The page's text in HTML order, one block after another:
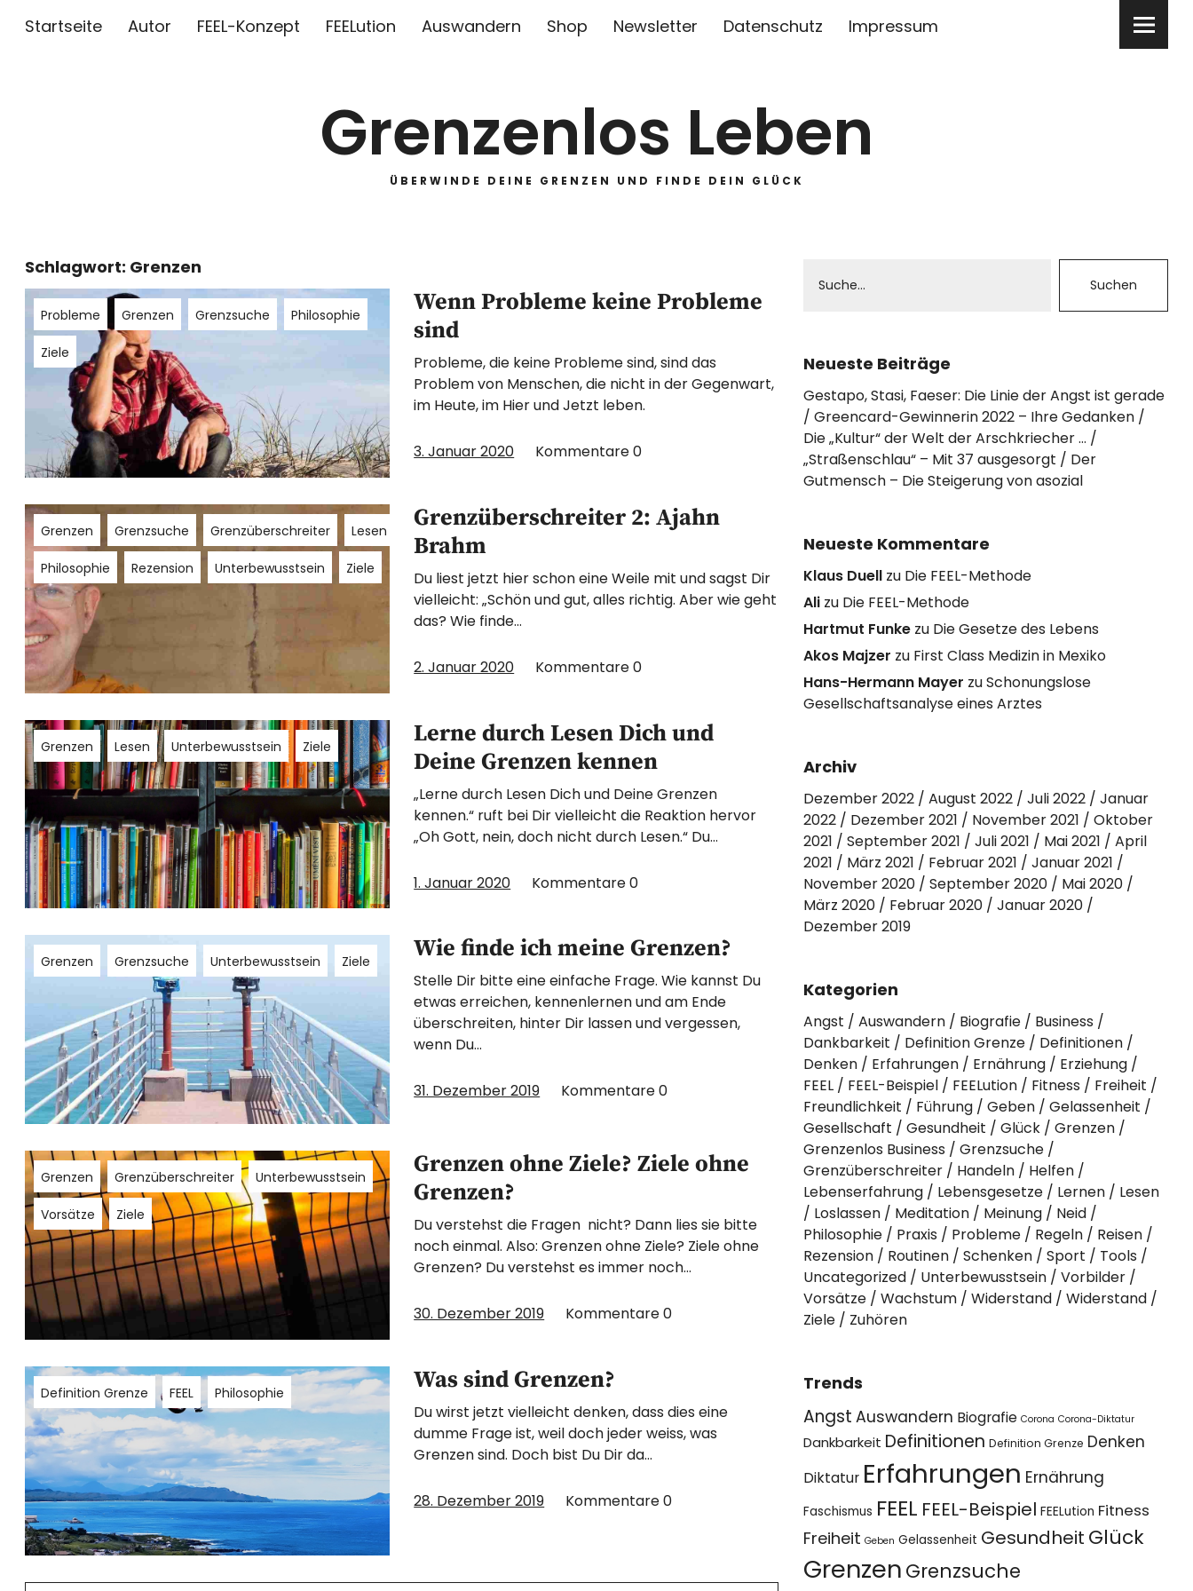
Startseite Autor FEEL-Konzept FEELution Auswandern Shop Newsletter Datenschutz Impressum
Grenzenlos Leben
ÜBERWINDE DEINE GRENZEN UND FINDE DEIN GLÜCK
Schlagwort: Grenzen
Probleme Grenzen Grenzsuche Philosophie
Ziele
Wenn Probleme keine Probleme
sind
Probleme, die keine Probleme sind, sind das
Problem von Menschen, die nicht in der Gegenwart,
im Heute, im Hier und Jetzt leben.
3. Januar 2020 Kommentare0
Grenzen Grenzsuche Grenzüberschreiter Lesen
Philosophie Rezension Unterbewusstsein Ziele
Grenzüberschreiter 2: Ajahn
Brahm
Du liest jetzt hier schon eine Weile mit und sagst Dir
vielleicht: „Schön und gut, alles richtig. Aber wie geht
das? Wie finde…
2. Januar 2020 Kommentare0
Grenzen Lesen Unterbewusstsein Ziele
Lerne durch Lesen Dich und
Deine Grenzen kennen
„Lerne durch Lesen Dich und Deine Grenzen
kennen.“ ruft bei Dir vielleicht die Reaktion hervor
„Oh Gott, nein, doch nicht durch Lesen.“ Du…
1. Januar 2020 Kommentare0
Grenzen Grenzsuche Unterbewusstsein Ziele Wie finde ich meine Grenzen?
Stelle Dir bitte eine einfache Frage. Wie kannst Du
etwas erreichen, kennenlernen und am Ende
überschreiten, hinter Dir lassen und vergessen,
wenn Du…
31. Dezember 2019 Kommentare0
Grenzen Grenzüberschreiter Unterbewusstsein
Vorsätze Ziele
Grenzen ohne Ziele? Ziele ohne
Grenzen?
Du verstehst die Fragen nicht? Dann lies sie bitte
noch einmal. Also: Grenzen ohne Ziele? Ziele ohne
Grenzen? Du verstehst es immer noch…
30. Dezember 2019 Kommentare0
Definition Grenze FEEL Philosophie Was sind Grenzen?
Du wirst jetzt vielleicht denken, dass dies eine
dumme Frage ist, weil doch jeder weiss, was
Grenzen sind. Doch bist Du Dir da…
28. Dezember 2019 Kommentare0
Neueste Beiträge
Gestapo, Stasi, Faeser: Die Linie der Angst ist gerade
Greencard-Gewinnerin 2022 – Ihre Gedanken
Die „Kultur“ der Welt der Arschkriecher …
„Straßenschlau“ – Mit 37 ausgesorgt
Der
Gutmensch – Die Steigerung von asozial
Neueste Kommentare
Klaus Duell zu Die FEEL-Methode
Ali zu Die FEEL-Methode
Hartmut Funke zu Die Gesetze des Lebens
Akos Majzer zu First Class Medizin in Mexiko
Hans-Hermann Mayer zuSchonungslose
Gesellschaftsanalyse eines Arztes
Archiv
Dezember 2022 August 2022 Juli 2022
Januar
2022
Dezember 2021 November 2021
Oktober
2021
September 2021 Juli 2021 Mai 2021
April
2021
März 2021 Februar 2021
Januar 2021
November 2020
September 2020
Mai 2020
März 2020
Februar 2020
Januar 2020
Dezember 2019
Kategorien
Angst Auswandern Biografie
Business
Dankbarkeit
Definition Grenze
Definitionen
Denken
Erfahrungen Ernährung
Erziehung
FEEL
FEEL-Beispiel FEELution Fitness
Freiheit
Freundlichkeit
Führung Geben
Gelassenheit
Gesellschaft
Gesundheit Glück
Grenzen
Grenzenlos Business
Grenzsuche
Grenzüberschreiter
Handeln
Helfen
Lebenserfahrung
Lebensgesetze Lernen
Lesen
Loslassen
Meditation Meinung
Neid
Philosophie
Praxis Probleme Regeln
Reisen
Rezension
Routinen Schenken Sport
Tools
Uncategorized
Unterbewusstsein
Vorbilder
Vorsätze
Wachstum Widerstand
Widerstand
Ziele
Zuhören
Trends
Angst Auswandern Biografie Corona Corona-Diktatur
Dankbarkeit Definitionen Definition Grenze Denken
Diktatur Erfahrungen Ernährung
Faschismus FEEL FEEL-Beispiel FEELution Fitness
Freiheit Geben Gelassenheit Gesundheit Glück
Grenzen Grenzsuche